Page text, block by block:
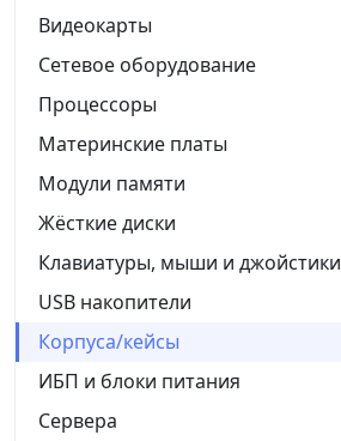
Видеокарты
Сетевое оборудование
Процессоры
Материнские платы
Модули памяти
Жёсткие диски
Клавиатуры, мыши и джойстики
USB накопители
Корпуса/кейсы
ИБП и блоки питания
Сервера